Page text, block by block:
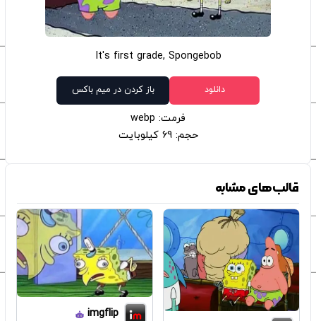
It's first grade, Spongebob
دانلود باز کردن در میم باکس
فرمت: webp
حجم: 69 کیلوبایت
قالب‌های مشابه
imgflip